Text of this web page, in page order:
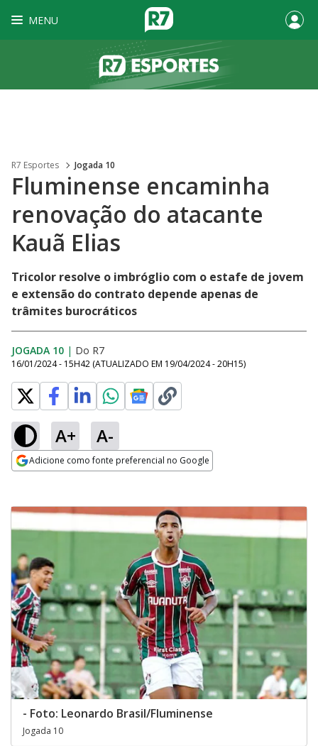
MENU
R7 Esportes Jogada 10
Fluminense encaminha
renovação do atacante
Kauã Elias
Tricolor resolve o imbróglio com o estafe de jovem
e extensão do contrato depende apenas de
trâmites burocráticos
JOGADA 10 | Do R7
16/01/2024 - 15H42 (ATUALIZADO EM 19/04/2024 - 20H15)
A+ A-
Adicione como fonte preferencial no Google
- Foto: Leonardo Brasil/Fluminense
Jogada 10